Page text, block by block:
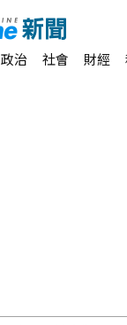
政治 社會 財經